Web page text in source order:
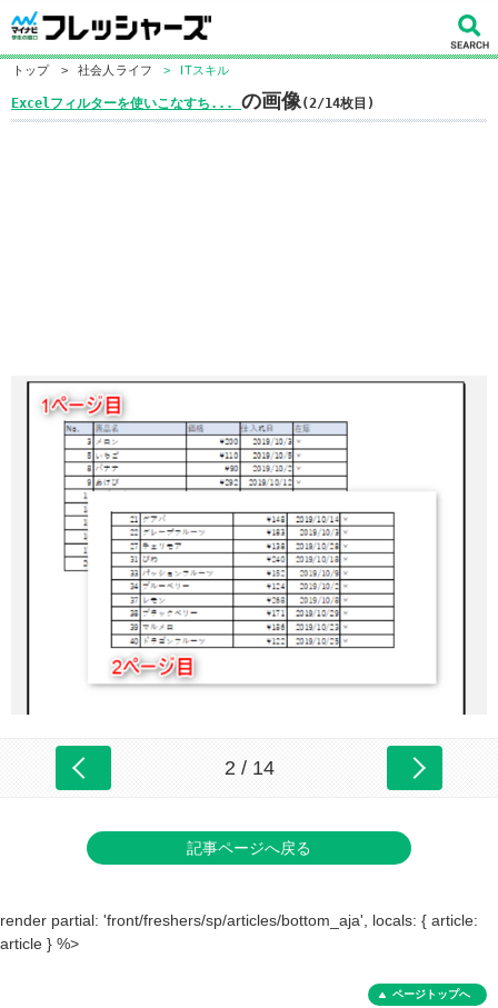
トップ > 社会人ライフ > ITスキル
Excelフィルターを使いこなすち... の画像(2/14枚目)
2 / 14
記事ページへ戻る
render partial: 'front/freshers/sp/articles/bottom_aja', locals: { article:
article } %>
ページトップへ